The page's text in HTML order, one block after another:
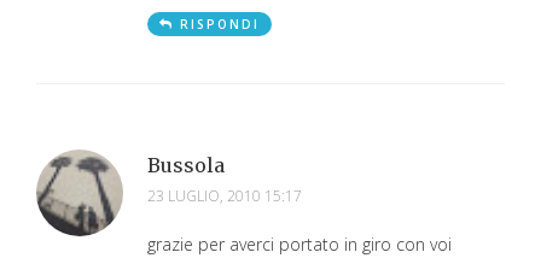
RISPONDI
Bussola
23 LUGLIO, 2010 15:17
grazie per averci portato in giro con voi